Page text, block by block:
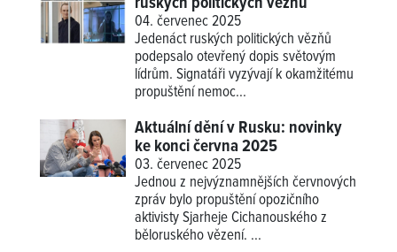
04. červenec 2025
Jedenáct ruských politických vězňů
podepsalo otevřený dopis světovým
lídrům. Signatáři vyzývají k okamžitému
propuštění nemoc...
Aktuální dění v Rusku: novinky
ke konci června 2025
03. červenec 2025
Jednou z nejvýznamnějších červnových
zpráv bylo propuštění opozičního
aktivisty Sjarheje Cichanouského z
běloruského vězení. ...